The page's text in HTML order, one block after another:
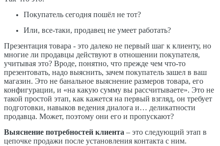
Покупатель сегодня пошёл не тот?
Или, все-таки, продавец не умеет работать?
Презентация товара - это далеко не первый шаг к клиенту, но
многие ли продавцы действуют в отношении покупателя,
учитывая это? Вроде, понятно, что прежде чем что-то
презентовать, надо выяснить, зачем покупатель зашел в ваш
магазин. Это не банальное выяснение размеров товара, его
конфигурации, и «на какую сумму вы рассчитываете». Это не
такой простой этап, как кажется на первый взгляд, он требует
подготовки, навыков ведения диалога и… деликатности
продавца. Может, поэтому они его и пропускают?
Выяснение потребностей клиента – это следующий этап в
цепочке продажи после установления контакта с ним.